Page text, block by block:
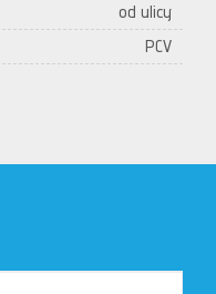
od ulicy
PCV